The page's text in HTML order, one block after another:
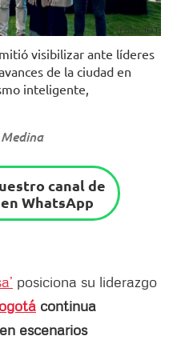
Foto: IDT.
visibilizar ante líderes
de la ciudad en
inteligente,
canal de
WhatsApp
posiciona su liderazgo
continua
escenarios